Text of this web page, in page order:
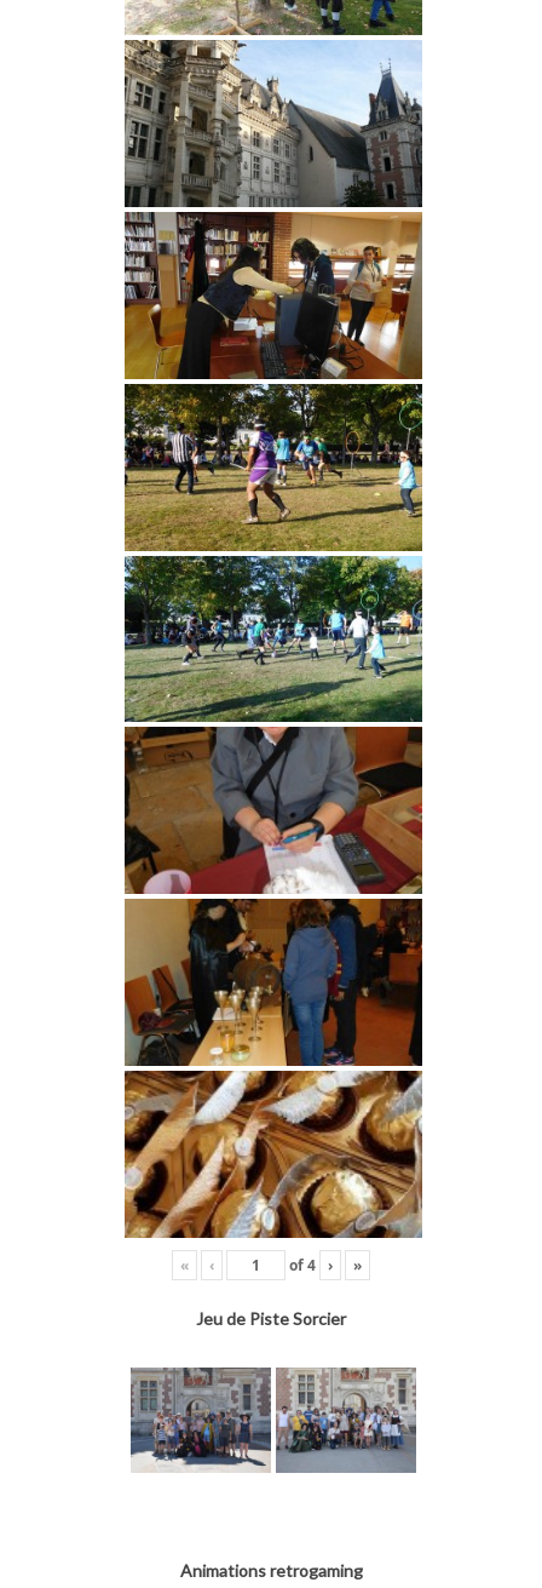
« ‹ of4 › »
Jeu de Piste Sorcier
Animations retrogaming